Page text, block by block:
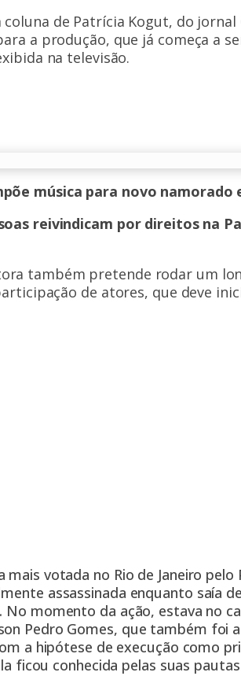
coluna de Patrícia Kogut, do jornal
a produção, que já começa a
na televisão.
música para novo
reivindicam por direitos na
também pretende rodar um
de atores, que deve
votada no Rio de Janeiro pelo
assassinada enquanto saía
No momento da ação, estava no
Pedro Gomes, que também foi
a hipótese de execução como
ficou conhecida pelas suas